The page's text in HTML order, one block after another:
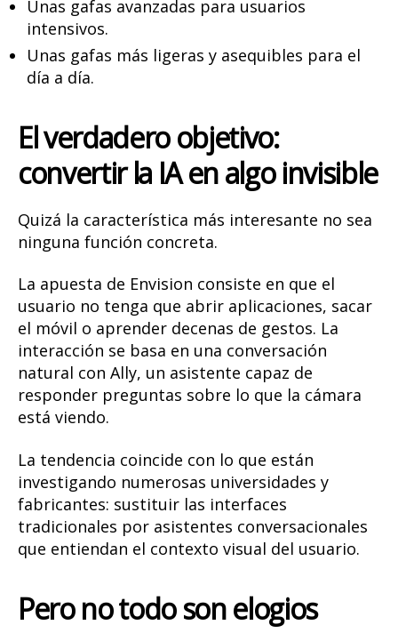
Unas gafas avanzadas para usuarios
intensivos.
Unas gafas más ligeras y asequibles para el
día a día.
El verdadero objetivo:
convertir la IA en algo invisible
Quizá la característica más interesante no sea
ninguna función concreta.
La apuesta de Envision consiste en que el
usuario no tenga que abrir aplicaciones, sacar
el móvil o aprender decenas de gestos. La
interacción se basa en una conversación
natural con Ally, un asistente capaz de
responder preguntas sobre lo que la cámara
está viendo.
La tendencia coincide con lo que están
investigando numerosas universidades y
fabricantes: sustituir las interfaces
tradicionales por asistentes conversacionales
que entiendan el contexto visual del usuario.
Pero no todo son elogios